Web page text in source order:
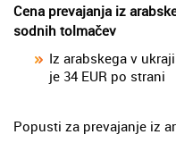
Cena prevajanja iz
sodnih tolmačev
Iz arabskega v
je 34 EUR po strani
Popusti za prevajanje iz